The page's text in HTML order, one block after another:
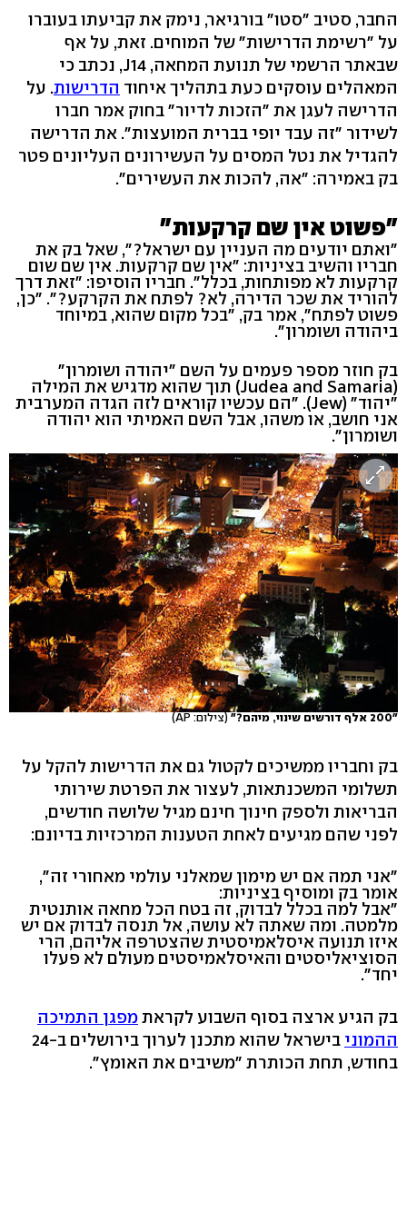
החבר, סטיב "סטו" בורגיאר, נימק את קביעתו בעוברו
על "רשימת הדרישות" של המוחים. זאת, על אף
שבאתר הרשמי של תנועת המחאה, J14, נכתב כי
המאהלים עוסקים כעת בתהליך איחוד הדרישות. על
הדרישה לעגן את "הזכות לדיור" בחוק אמר חברו
לשידור "זה עבד יופי בברית המועצות". את הדרישה
להגדיל את נטל המסים על העשירונים העליונים פטר
בק באמירה: "אה, להכות את העשירים".
"פשוט אין שם קרקעות"
"ואתם יודעים מה העניין עם ישראל?", שאל בק את
חבריו והשיב בציניות: "אין שם קרקעות. אין שם שום
קרקעות לא מפותחות, בכלל". חבריו הוסיפו: "זאת דרך
להוריד את שכר הדירה, לא? לפתח את הקרקע?". "כן,
פשוט לפתח", אמר בק, "בכל מקום שהוא, במיוחד
ביהודה ושומרון".
בק חוזר מספר פעמים על השם "יהודה ושומרון"
(Judea and Samaria) תוך שהוא מדגיש את המילה
"יהוד" (Jew). "הם עכשיו קוראים לזה הגדה המערבית
אני חושב, או משהו, אבל השם האמיתי הוא יהודה
ושומרון".
"200 אלף דורשים שינוי, מיהם?" (צילום: AP)
בק וחבריו ממשיכים לקטול גם את הדרישות להקל על
תשלומי המשכנתאות, לעצור את הפרטת שירותי
הבריאות ולספק חינוך חינם מגיל שלושה חודשים,
לפני שהם מגיעים לאחת הטענות המרכזיות בדיונם:
"אני תמה אם יש מימון שמאלני עולמי מאחורי זה",
אומר בק ומוסיף בציניות:
"אבל למה בכלל לבדוק, זה בטח הכל מחאה אותנטית
מלמטה. ומה שאתה לא עושה, אל תנסה לבדוק אם יש
איזו תנועה איסלאמיסטית שהצטרפה אליהם, הרי
הסוציאליסטים והאיסלאמיסטים מעולם לא פעלו
יחד".
בק הגיע ארצה בסוף השבוע לקראתמפגן התמיכה
ההמוני
בישראל שהוא מתכנן לערוך בירושלים ב-24
בחודש, תחת הכותרת "משיבים את האומץ".